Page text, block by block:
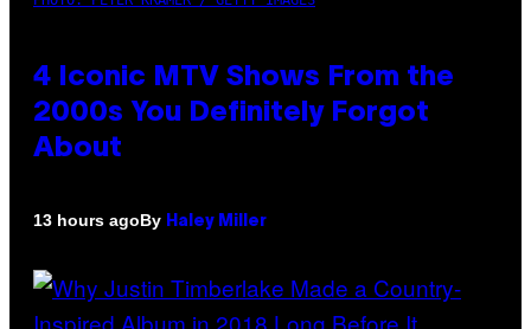
4 Iconic MTV Shows From the
2000s You Definitely Forgot
About
13 hours agoBy Haley Miller